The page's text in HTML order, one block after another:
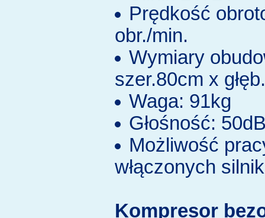
Prędkość
obr./min.
Wymiary
szer.80cm x
Waga: 91kg
Głośność:
Możliwość
włączonych
Kompresor